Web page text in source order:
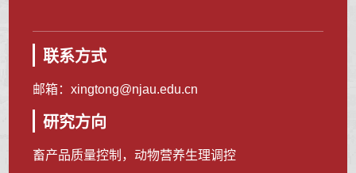
联系方式
邮箱：xingtong@njau.edu.cn
研究方向
畜产品质量控制，动物营养生理调控